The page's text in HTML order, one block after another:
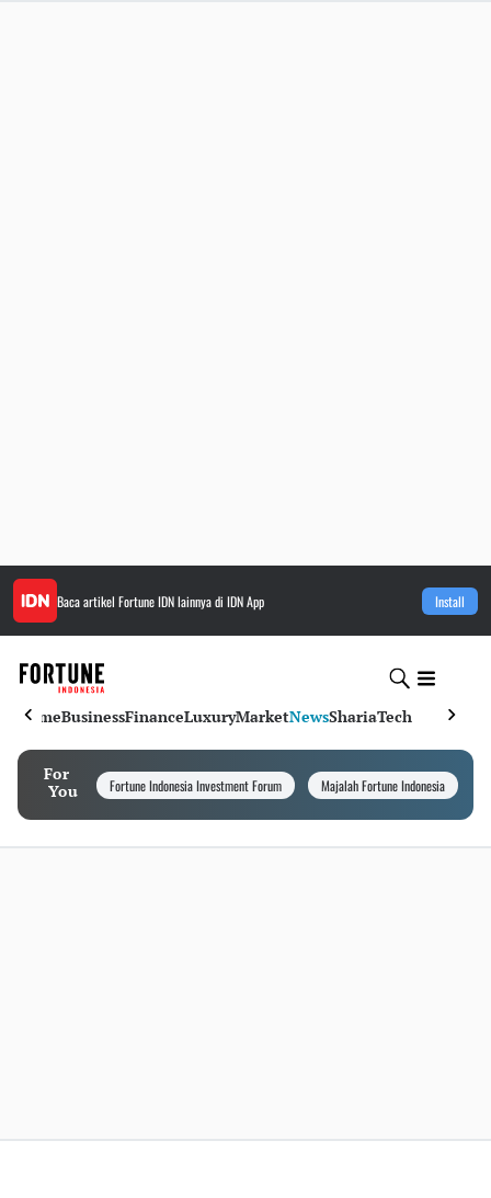
Baca artikel Fortune IDNlainnya di IDN App Install
HomeBusinessFinanceLuxuryMarketNewsShariaTech
For
You
Fortune Indonesia Investment Forum Majalah Fortune Indonesia